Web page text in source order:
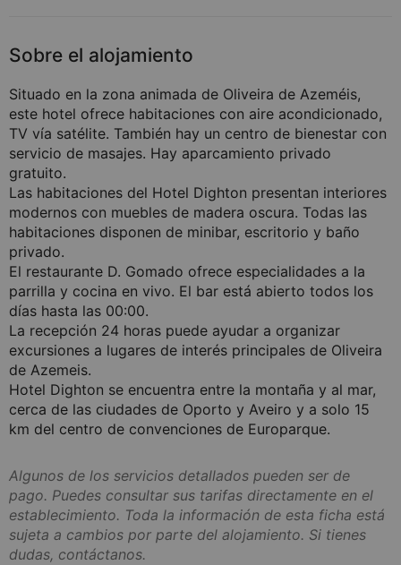
Sobre el alojamiento
Situado en la zona animada de Oliveira de Azeméis,
este hotel ofrece habitaciones con aire acondicionado,
TV vía satélite. También hay un centro de bienestar con
servicio de masajes. Hay aparcamiento privado
gratuito.
Las habitaciones del Hotel Dighton presentan interiores
modernos con muebles de madera oscura. Todas las
habitaciones disponen de minibar, escritorio y baño
privado.
El restaurante D. Gomado ofrece especialidades a la
parrilla y cocina en vivo. El bar está abierto todos los
días hasta las 00:00.
La recepción 24 horas puede ayudar a organizar
excursiones a lugares de interés principales de Oliveira
de Azemeis.
Hotel Dighton se encuentra entre la montaña y al mar,
cerca de las ciudades de Oporto y Aveiro y a solo 15
km del centro de convenciones de Europarque.
Algunos de los servicios detallados pueden ser de
pago. Puedes consultar sus tarifas directamente en el
establecimiento. Toda la información de esta ficha está
sujeta a cambios por parte del alojamiento. Si tienes
dudas, contáctanos.